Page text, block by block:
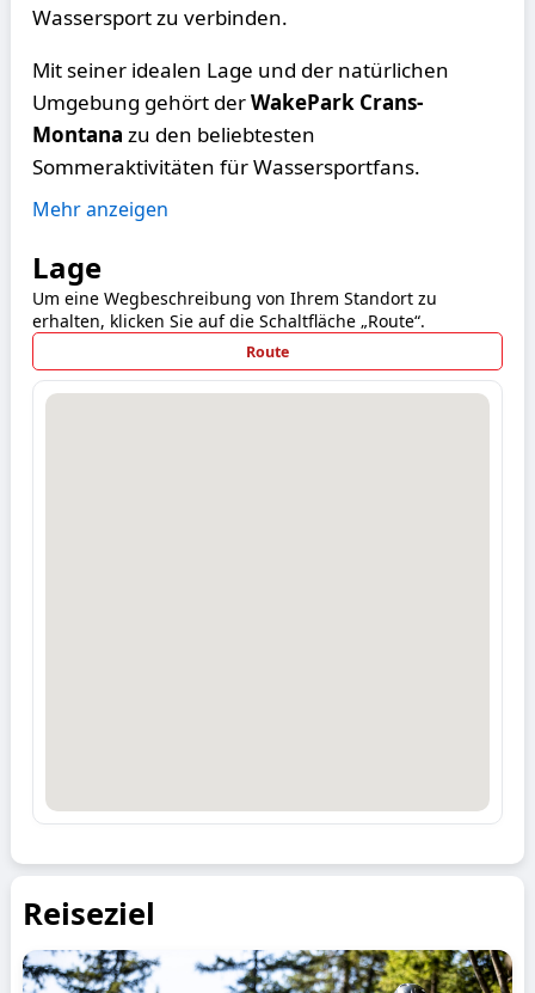
Wassersport zu verbinden.
Mit seiner idealen Lage und der natürlichen
Umgebung gehört derWakePark Crans-
Montana zu den beliebtesten
Sommeraktivitäten für Wassersportfans.
Mehr anzeigen
Lage
Um eine Wegbeschreibung von Ihrem Standort zu
erhalten, klicken Sie auf die Schaltfläche „Route“.
Route
Reiseziel